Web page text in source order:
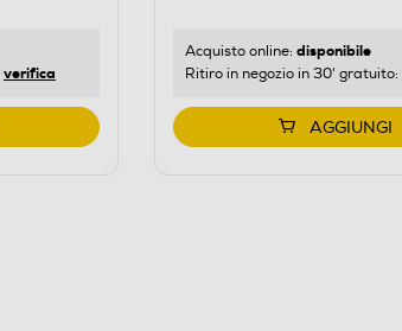
verifica
Acquisto online: disponibile
Ritiro in negozio in 30' gratuito:
AGGIUNGI